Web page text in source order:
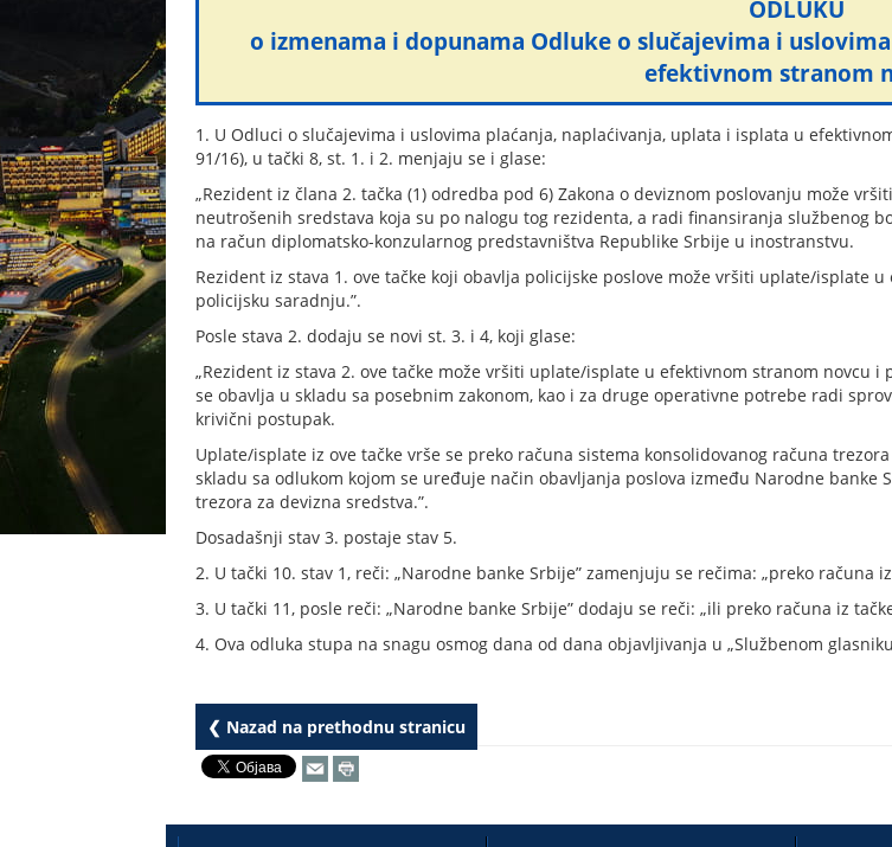
ODLUKU
o izmenama i dopunama Odluke o slučajevima i
efektivnom stranom
1. U Odluci o slučajevima i uslovima plaćanja, naplaćivanja, uplata i isplata u
91/16), u tački 8, st. 1. i 2. menjaju se i glase:
„Rezident iz člana 2. tačka (1) odredba pod 6) Zakona o deviznom poslovanju može
neutrošenih sredstava koja su po nalogu tog rezidenta, a radi finansiranja službenog
na račun diplomatsko-konzularnog predstavništva Republike Srbije u inostranstvu.
Rezident iz stava 1. ove tačke koji obavlja policijske poslove može vršiti uplate/isplate
policijsku saradnju.”.
Posle stava 2. dodaju se novi st. 3. i 4, koji glase:
„Rezident iz stava 2. ove tačke može vršiti uplate/isplate u efektivnom stranom novcu
se obavlja u skladu sa posebnim zakonom, kao i za druge operativne potrebe radi
krivični postupak.
Uplate/isplate iz ove tačke vrše se preko računa sistema konsolidovanog računa
skladu sa odlukom kojom se uređuje način obavljanja poslova između Narodne banke
trezora za devizna sredstva.”.
Dosadašnji stav 3. postaje stav 5.
2. U tački 10. stav 1, reči: „Narodne banke Srbije” zamenjuju se rečima: „preko računa
3. U tački 11, posle reči: „Narodne banke Srbije” dodaju se reči: „ili preko računa iz
4. Ova odluka stupa na snagu osmog dana od dana objavljivanja u „Službenom
❮ Nazad na prethodnu stranicu